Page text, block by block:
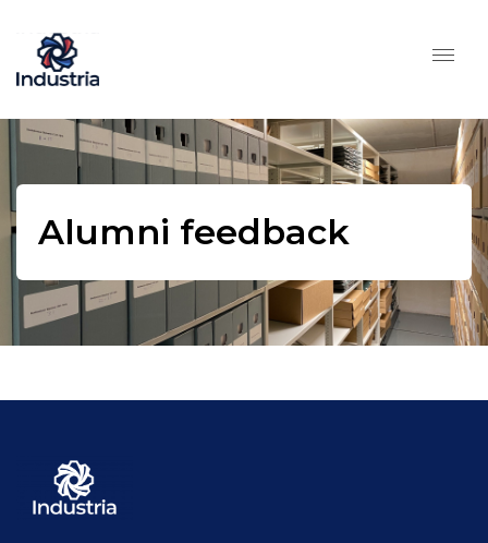
Alumni feedback